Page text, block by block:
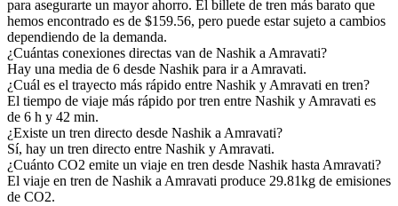
para asegurarte un mayor ahorro. El billete de tren más barato que
hemos encontrado es de $159.56, pero puede estar sujeto a cambios
dependiendo de la demanda.
¿Cuántas conexiones directas van de Nashik a Amravati?
Hay una media de 6 desde Nashik para ir a Amravati.
¿Cuál es el trayecto más rápido entre Nashik y Amravati en tren?
El tiempo de viaje más rápido por tren entre Nashik y Amravati es
de 6 h y 42 min.
¿Existe un tren directo desde Nashik a Amravati?
Sí, hay un tren directo entre Nashik y Amravati.
¿Cuánto CO2 emite un viaje en tren desde Nashik hasta Amravati?
El viaje en tren de Nashik a Amravati produce 29.81kg de emisiones
de CO2.